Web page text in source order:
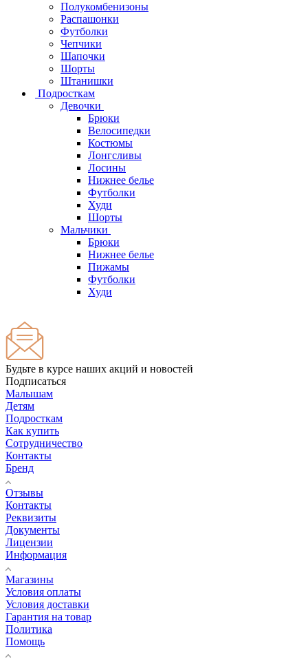
Полукомбенизоны
Распашонки
Футболки
Чепчики
Шапочки
Шорты
Штанишки
Подросткам
Девочки
Брюки
Велосипедки
Костюмы
Лонгсливы
Лосины
Нижнее белье
Футболки
Худи
Шорты
Мальчики
Брюки
Нижнее белье
Пижамы
Футболки
Худи
Будьте в курсе наших акций и новостей
Подписаться
Малышам
Детям
Подросткам
Как купить
Сотрудничество
Контакты
Бренд
Отзывы
Контакты
Реквизиты
Документы
Лицензии
Информация
Магазины
Условия оплаты
Условия доставки
Гарантия на товар
Политика
Помощь